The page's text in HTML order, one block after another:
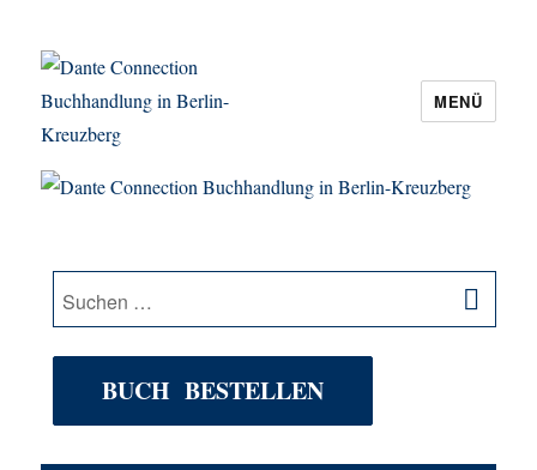
Dante Connection Buchhandlung in
MENÜ
Suche
nach:
BUCH BESTELLEN